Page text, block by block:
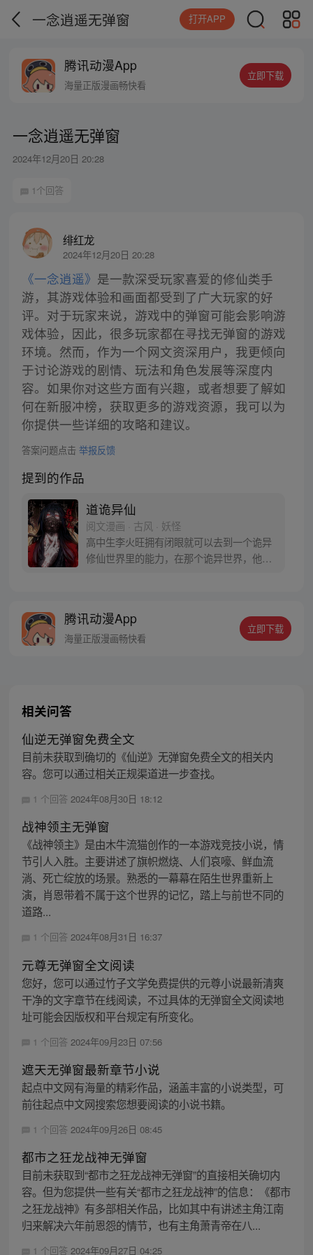
一念逍遥无弹窗 打开APP
腾讯动漫App
海量正版漫画畅快看
立即下载
一念逍遥无弹窗
2024年12月20日 20:28
1个回答
绯红龙
2024年12月20日 20:28
《一念逍遥》 是一款深受玩家喜爱的修仙类手
游，其游戏体验和画面都受到了广大玩家的好
评。对于玩家来说，游戏中的弹窗可能会影响游
戏体验，因此，很多玩家都在寻找无弹窗的游戏
环境。然而，作为一个网文资深用户，我更倾向
于讨论游戏的剧情、玩法和角色发展等深度内
容。如果你对这些方面有兴趣，或者想要了解如
何在新服冲榜，获取更多的游戏资源，我可以为
你提供一些详细的攻略和建议。
答案问题点击 举报反馈
提到的作品
道诡异仙
阅文漫画 · 古风 · 妖怪
高中生李火旺拥有闭眼就可以去到一个诡异
修仙世界里的能力，在那个诡异世界，他被
诉他，诡异修仙世界不过是他的幻觉。现在
真真假假，假假真真，李火旺崩溃的哭喊
腾讯动漫App
海量正版漫画畅快看
立即下载
相关问答
仙逆无弹窗免费全文
目前未获取到确切的《仙逆》无弹窗免费全文的相关内
容。您可以通过相关正规渠道进一步查找。
1 个回答 2024年08月30日 18:12
战神领主无弹窗
《战神领主》是由木牛流猫创作的一本游戏竞技小说，情
节引人入胜。主要讲述了旗帜燃烧、人们哀嚎、鲜血流
淌、死亡绽放的场景。熟悉的一幕幕在陌生世界重新上
演，肖恩带着不属于这个世界的记忆，踏上与前世不同的
道路...
1 个回答 2024年08月31日 16:37
元尊无弹窗全文阅读
您好，您可以通过竹子文学免费提供的元尊小说最新清爽
干净的文字章节在线阅读，不过具体的无弹窗全文阅读地
址可能会因版权和平台规定有所变化。
1 个回答 2024年09月23日 07:56
遮天无弹窗最新章节小说
起点中文网有海量的精彩作品，涵盖丰富的小说类型，可
前往起点中文网搜索您想要阅读的小说书籍。
1 个回答 2024年09月26日 08:45
都市之狂龙战神无弹窗
目前未获取到“都市之狂龙战神无弹窗”的直接相关确切内
容。但为您提供一些有关“都市之狂龙战神”的信息：《都市
之狂龙战神》有多部相关作品，比如其中有讲述主角江南
归来解决六年前恩怨的情节，也有主角萧青帝在八...
1 个回答 2024年09月27日 04:25